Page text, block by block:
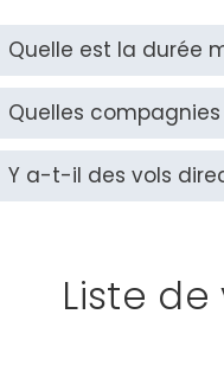
Quelle est la durée
Quelles
Y a-t-il des vols
Liste